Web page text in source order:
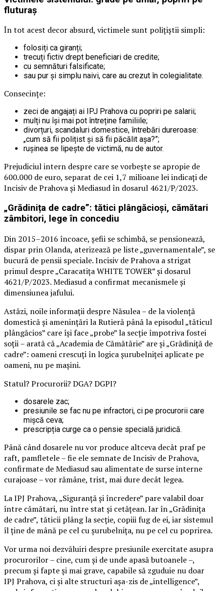
fluturaș
În tot acest decor absurd, victimele sunt polițiștii simpli:
folosiți ca giranți;
trecuți fictiv drept beneficiari de credite;
cu semnături falsificate;
sau pur și simplu naivi, care au crezut în colegialitate.
Consecințe:
zeci de angajați ai IPJ Prahova cu popriri pe salarii;
mulți nu își mai pot întreține familiile;
divorțuri, scandaluri domestice, întrebări dureroase:
„cum să fii polițist și să fii păcălit așa?”;
rușinea se lipește de victimă, nu de autor.
Prejudiciul intern despre care se vorbește se apropie de
600.000 de euro, separat de cei 1,7 milioane lei indicați de
Incisiv de Prahova și Mediasud în dosarul 4621/P/2023.
„Grădinița de cadre”: tătici plângăcioși, cămătari
zâmbitori, lege în concediu
Din 2015–2016 încoace, șefii se schimbă, se pensionează,
dispar prin Olanda, aterizează pe liste „guvernamentale”, se
bucură de pensii speciale. Incisiv de Prahova a strigat
primul despre „Caracatița WHITE TOWER” și dosarul
4621/P/2023. Mediasud a confirmat mecanismele și
dimensiunea jafului.
Astăzi, noile informații despre Năsulea – de la violență
domestică și amenințări la Rutieră până la episodul „tăticul
plângăcios” care își face „probe” la secție împotriva fostei
soții – arată că „Academia de Cămătărie” are și „Grădiniță de
cadre”: oameni crescuți în logica șurubelniței aplicate pe
oameni, nu pe mașini.
Statul? Procurorii? DGA? DGPI?
dosarele zac;
presiunile se fac nu pe infractori, ci pe procurorii care
mișcă ceva;
prescripția curge ca o pensie specială juridică.
Până când dosarele nu vor produce altceva decât praf pe
raft, pamfletele – fie ele semnate de Incisiv de Prahova,
confirmate de Mediasud sau alimentate de surse interne
curajoase – vor rămâne, trist, mai dure decât legea.
La IPJ Prahova, „Siguranță și încredere” pare valabil doar
între cămătari, nu între stat și cetățean. Iar în „Grădinița
de cadre”, tăticii plâng la secție, copiii fug de ei, iar sistemul
îl ține de mână pe cel cu șurubelnița, nu pe cel cu poprirea.
Vor urma noi dezvăluiri despre presiunile exercitate asupra
procurorilor – cine, cum și de unde apasă butoanele –,
precum și fapte și mai grave, capabile să zguduie nu doar
IPJ Prahova, ci și alte structuri așa-zis de „intelligence”,